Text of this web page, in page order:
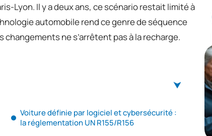
Lyon. Il y a deux ans, ce scénario restait limité à
automobile rend ce genre de séquence
ne s’arrêtent pas à la recharge.
Voiture définie par logiciel et cybersécurité :
la réglementation UN R155/R156